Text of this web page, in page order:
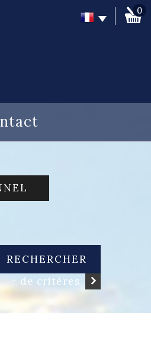
0
RECHERCHER
+ de critères